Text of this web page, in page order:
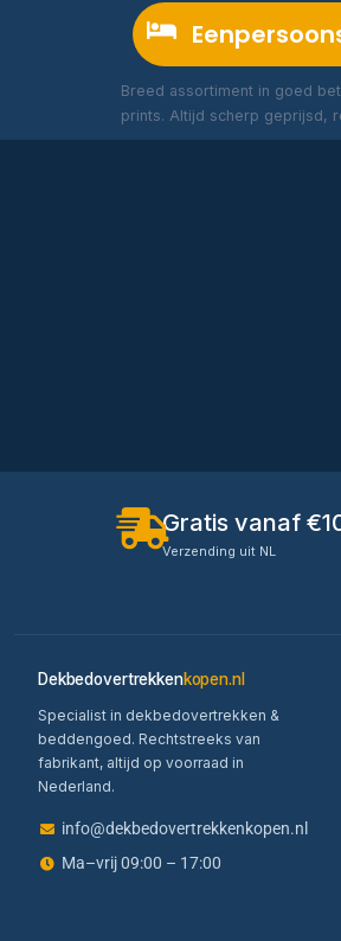
Breed assortiment in goed
prints. Altijd scherp geprijsd,
Gratis vanaf
Verzending uit NL
Dekbedovertrekkenkopen.nl
Specialist in dekbedovertrekken &
beddengoed. Rechtstreeks van
fabrikant, altijd op voorraad in
Nederland.
info@dekbedovertrekkenkopen.nl
Ma–vrij 09:00 – 17:00